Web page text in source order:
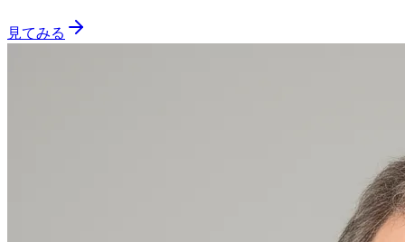
見てみる